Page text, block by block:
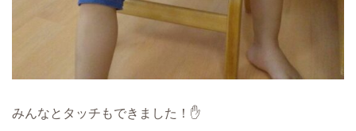
みんなとタッチもできました！✋